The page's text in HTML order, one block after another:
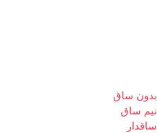
بدون ساق
نیم ساق
ساقدار